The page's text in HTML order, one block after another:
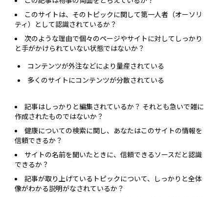
このサイトは、そのトピックに関して第一人者（オーソリ
ティ）として認識されているか？
次のような理由で個々のページやサイトに対してしっかり
と手がかけられていない状態ではないか？
コンテンツが外注などにより量産されている
多くのサイトにコンテンツが分散されている
記事はしっかりと編集されているか？ それとも急いで雑に
作成されたものではないか？
健康についての検索に関し、あなたはこのサイトの情報を
信頼できるか？
サイトの名前を聞いたときに、信頼できるソースだと認識
できるか？
記事が取り上げているトピックについて、しっかりと全体
像がわかる説明がなされているか？